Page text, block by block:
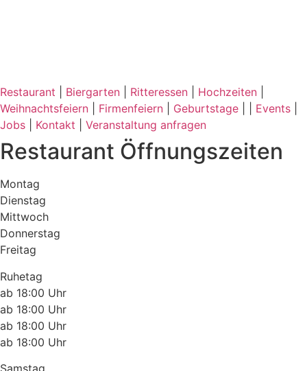
Restaurant Biergarten Ritteressen Hochzeiten
Weihnachtsfeiern
Firmenfeiern Geburtstage Events
Jobs
Kontakt Veranstaltung anfragen
Restaurant Öffnungszeiten
Montag
Dienstag
Mittwoch
Donnerstag
Freitag
Ruhetag
ab 18:00 Uhr
ab 18:00 Uhr
ab 18:00 Uhr
ab 18:00 Uhr